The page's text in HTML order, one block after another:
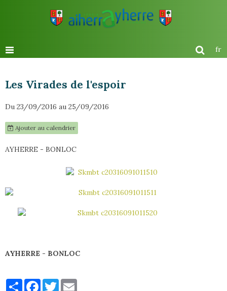
fr
Les Virades de l'espoir
Du 23/09/2016 au 25/09/2016
Ajouter au calendrier
AYHERRE - BONLOC
AYHERRE - BONLOC
PartagerFacebook
Twitter